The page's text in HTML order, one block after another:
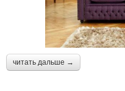
читать дальше →